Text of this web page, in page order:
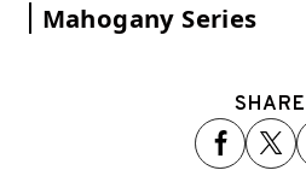
Mahogany Series
SHARE